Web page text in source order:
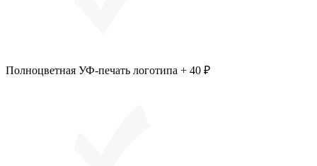
Полноцветная УФ-печать логотипа + 40 ₽